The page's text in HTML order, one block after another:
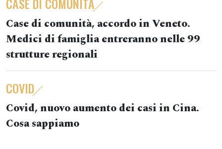
Case di comunità, accordo in Veneto.
Medici di famiglia entreranno nelle 99
strutture regionali
COVID
Covid, nuovo aumento dei casi in Cina.
Cosa sappiamo